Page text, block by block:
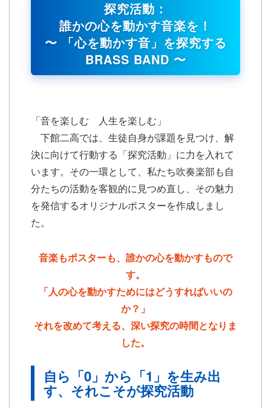
探究活動：
誰かの心を動かす音楽を！
〜 「心を動かす音」を探究する
BRASS BAND 〜
「音を楽しむ 人生を楽しむ」
下館二高では、生徒自身が課題を見つけ、解
決に向けて行動する「探究活動」に力を入れて
います。その一環として、私たち吹奏楽部も自
分たちの活動を客観的に見つめ直し、その魅力
を発信するオリジナルポスターを作成しまし
た。
音楽もポスターも、誰かの心を動かすもので
す。
「人の心を動かすためにはどうすればいいの
か？」
それを改めて考える、深い探究の時間となりま
した。
自ら「0」から「1」を生み出
す、それこそが探究活動